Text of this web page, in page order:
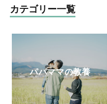
研究所）が
い整理収
中。7歳4
http://
カテゴリー一覧
パパママの教養